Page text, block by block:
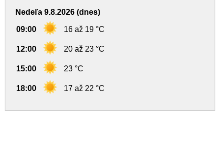
Nedeľa 9.8.2026 (dnes)
09:00 16 až 19 °C
12:00 20 až 23 °C
15:00 23 °C
18:00 17 až 22 °C